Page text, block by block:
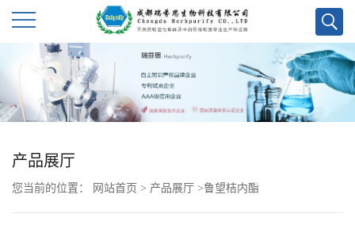
产品展厅
您当前的位置： 网站首页 > 产品展厅 >鲁望桔内酯